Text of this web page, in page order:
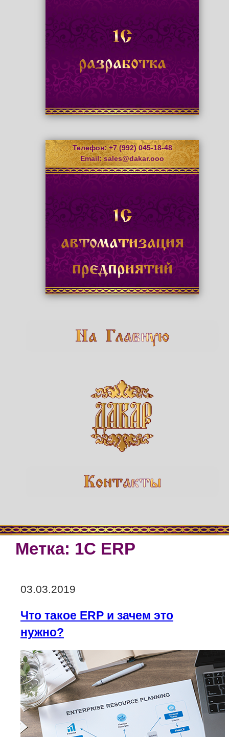
1С
разработка
1С
автоматизация
предприятий
Телефон: +7 (992) 045-18-48
Email:sales@dakar.ooo
Метка: 1С ERP
Опубликовано
03.03.2019
Что такое ERP и зачем это
нужно?